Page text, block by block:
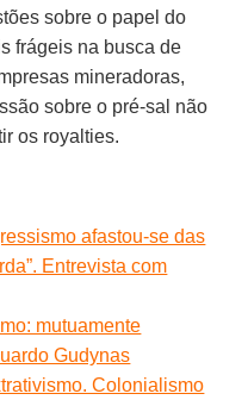
sobre o papel do
frágeis na busca de
mineradoras,
sobre o pré-sal não
os royalties.
afastou-se das
Entrevista com
mutuamente
Gudynas
Colonialismo